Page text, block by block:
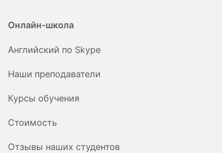
Онлайн-школа
Английский по Skype
Наши преподаватели
Курсы обучения
Стоимость
Отзывы наших студентов